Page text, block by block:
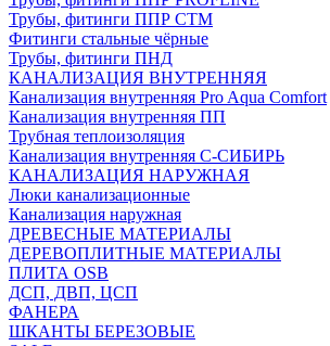
Трубы, фитинги ППР СТМ
Фитинги стальные чёрные
Трубы, фитинги ПНД
КАНАЛИЗАЦИЯ ВНУТРЕННЯЯ
Канализация внутренняя Pro Aqua Comfort
Канализация внутренняя ПП
Трубная теплоизоляция
Канализация внутренняя С-СИБИРЬ
КАНАЛИЗАЦИЯ НАРУЖНАЯ
Люки канализационные
Канализация наружная
ДРЕВЕСНЫЕ МАТЕРИАЛЫ
ДЕРЕВОПЛИТНЫЕ МАТЕРИАЛЫ
ПЛИТА OSB
ДСП, ДВП, ЦСП
ФАНЕРА
ШКАНТЫ БЕРЕЗОВЫЕ